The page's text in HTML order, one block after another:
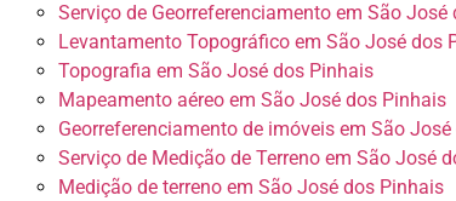
Serviço de Georreferenciamento em São José
Levantamento Topográfico em São José dos
Topografia em São José dos Pinhais
Mapeamento aéreo em São José dos Pinhais
Georreferenciamento de imóveis em São
Serviço de Medição de Terreno em São José
Medição de terreno em São José dos Pinhais